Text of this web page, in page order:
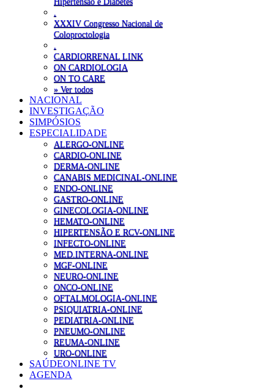
XXXIV Congresso Nacional de
Coloproctologia
CARDIORRENAL LINK
ON CARDIOLOGIA
ON TO CARE
» Ver todos
NACIONAL
INVESTIGAÇÃO
SIMPÓSIOS
ESPECIALIDADE
ALERGO-ONLINE
CARDIO-ONLINE
DERMA-ONLINE
CANABIS MEDICINAL-ONLINE
ENDO-ONLINE
GASTRO-ONLINE
GINECOLOGIA-ONLINE
HEMATO-ONLINE
HIPERTENSÃO E RCV-ONLINE
INFECTO-ONLINE
MED.INTERNA-ONLINE
MGF-ONLINE
NEURO-ONLINE
ONCO-ONLINE
OFTALMOLOGIA-ONLINE
PSIQUIATRIA-ONLINE
PEDIATRIA-ONLINE
PNEUMO-ONLINE
REUMA-ONLINE
URO-ONLINE
SAÚDEONLINE TV
AGENDA